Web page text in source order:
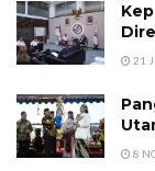
21
8